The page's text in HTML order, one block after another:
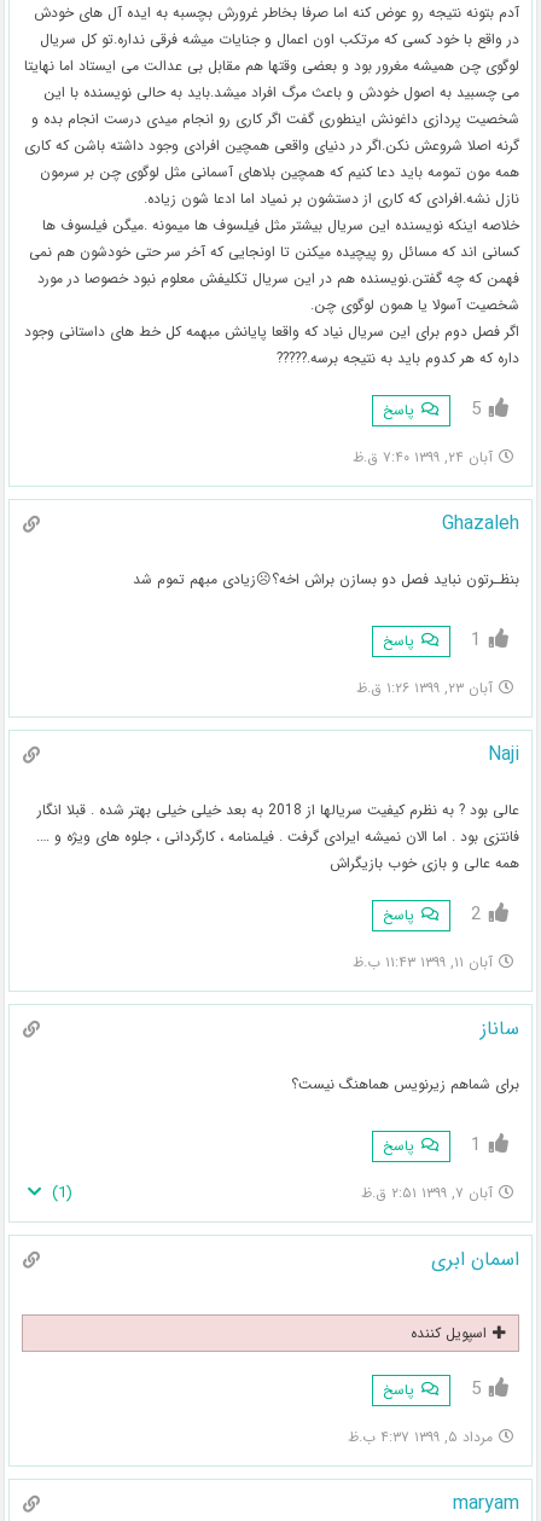
آدم بتونه نتیجه رو عوض کنه اما صرفا بخاطر غرورش بچسبه به ایده آل های خودش
در واقع با خود کسی که مرتکب اون اعمال و جنایات میشه فرقی نداره.تو کل سریال
لوگوی چن همیشه مغرور بود و بعضی وقتها هم مقابل بی عدالت می ایستاد اما نهایتا
می چسبید به اصول خودش و باعث مرگ افراد میشد.باید به حالی نویسنده با این
شخصیت پردازی داغونش اینطوری گفت اگر کاری رو انجام میدی درست انجام بده و
گرنه اصلا شروعش نکن.اگر در دنیای واقعی همچین افرادی وجود داشته باشن که کاری
همه مون تمومه باید دعا کنیم که همچین بلاهای آسمانی مثل لوگوی چن بر سرمون
نازل نشه.افرادی که کاری از دستشون بر نمیاد اما ادعا شون زیاده.
خلاصه اینکه نویسنده این سریال بیشتر مثل فیلسوف ها میمونه .میگن فیلسوف ها
کسانی اند که مسائل رو پیچیده میکنن تا اونجایی که آخر سر حتی خودشون هم نمی
فهمن که چه گفتن.نویسنده هم در این سریال تکلیفش معلوم نبود خصوصا در مورد
شخصیت آسولا یا همون لوگوی چن.
اگر فصل دوم برای این سریال نیاد که واقعا پایانش مبهمه کل خط های داستانی وجود
داره که هر کدوم باید به نتیجه برسه.?????
5 پاسخ
آبان ۲۴, ۱۳۹۹ ۷:۴۰ ق.ظ
Ghazaleh
بنظـرتون نباید فصل دو بسازن براش اخه؟☹زیادی مبهم تموم شد
1 پاسخ
آبان ۲۳, ۱۳۹۹ ۱:۲۶ ق.ظ
Naji
عالی بود ? به نظرم کیفیت سریالها از 2018 به بعد خیلی خیلی بهتر شده . قبلا انگار
فانتزی بود . اما الان نمیشه ایرادی گرفت . فیلمنامه ، کارگردانی ، جلوه های ویژه و ….
همه عالی و بازی خوب بازیگراش
2 پاسخ
آبان ۱۱, ۱۳۹۹ ۱۱:۴۳ ب.ظ
ساناز
برای شماهم زیرنویس هماهنگ نیست؟
1 پاسخ
آبان ۷, ۱۳۹۹ ۲:۵۱ ق.ظ (
1
)
اسمان ابری
اسپویل کننده
5 پاسخ
مرداد ۵, ۱۳۹۹ ۴:۳۷ ب.ظ
maryam